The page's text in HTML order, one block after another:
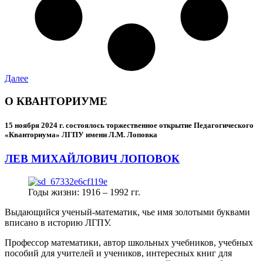
Далее
О КВАНТОРИУМЕ
15 ноября 2024 г. состоялось торжественное открытие Педагогического
«Кванториума» ЛГПУ имени Л.М. Лоповка
ЛЕВ МИХАЙЛОВИЧ ЛОПОВОК
Годы жизни: 1916 – 1992 гг.
Выдающийся ученый-математик, чье имя золотыми буквами
вписано в историю ЛГПУ.
Профессор математики, автор школьных учебников, учебных
пособий для учителей и учеников, интересных книг для